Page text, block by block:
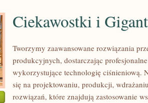
Ciekawostki i
Tworzymy zaawansowane rozwiązania
produkcyjnych, dostarczając
wykorzystujące technologię ciśnieniową.
się na projektowaniu, produkcji,
rozwiązań, które znajdują zastosowanie